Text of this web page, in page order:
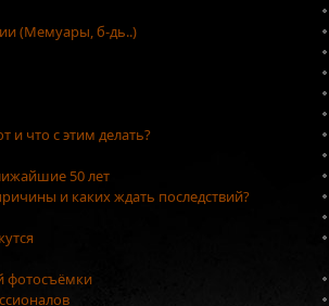
(Мемуары, б-дь..)
и что с этим делать?
50 лет
и каких ждать последствий?
фотосъёмки